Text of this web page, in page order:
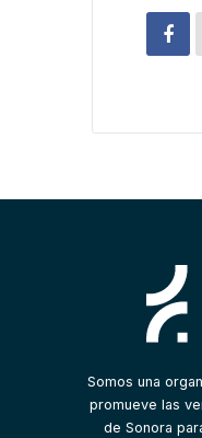
Somos una
promueve las
de Sonora